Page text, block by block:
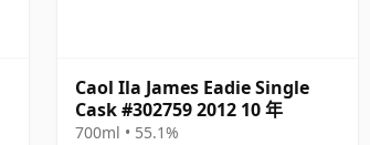
Caol Ila James Eadie Single
Cask #302759 2012 10 年
700ml • 55.1%